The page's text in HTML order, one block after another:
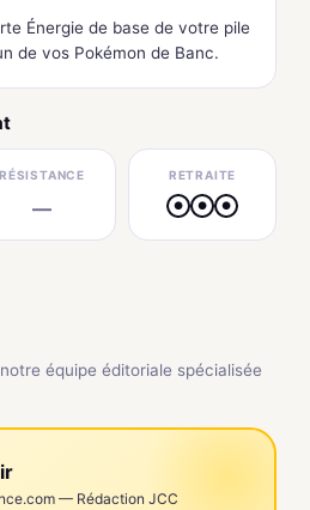
Énergie de base de votre pile
de vos Pokémon de Banc.
RÉSISTANCE
—
RETRAITE
● ● ●
équipe éditoriale spécialisée
— Rédaction JCC